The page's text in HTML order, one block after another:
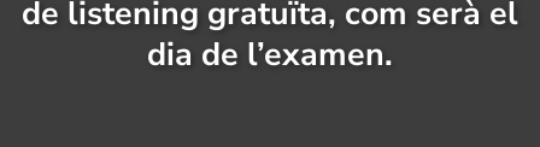
de listening gratuïta, com serà el
dia de l’examen.